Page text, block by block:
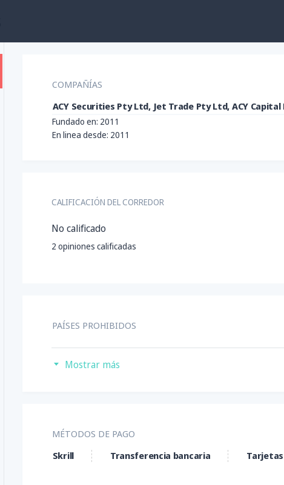
COMPAÑÍAS
ACY Securities Pty Ltd, Jet Trade Pty Ltd, ACY
Fundado en: 2011
En linea desde: 2011
CALIFICACIÓN DEL CORREDOR
No calificado
2 opiniones calificadas
PAÍSES PROHIBIDOS
Estados Unidos
Mostrar más
MÉTODOS DE PAGO
Skrill
Transferencia bancaria